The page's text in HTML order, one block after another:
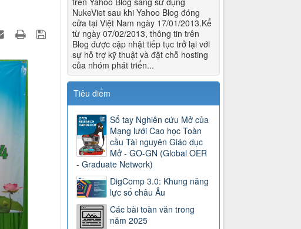
NukeViet sau khi Yahoo Blog đóng
cửa tại Việt Nam ngày 17/01/2013.Kể
từ ngày 07/02/2013, thông tin trên
Blog được cập nhật tiếp tục trở lại với
sự hỗ trợ kỹ thuật và đặt chỗ hosting
của nhóm phát triển...
Tiêu điểm
Sổ tay Nghiên cứu Mở của
Mạng lưới Cao học Toàn
cầu Tài nguyên Giáo dục
Mở - GO-GN (Global OER
- Graduate Network)
DigComp 3.0: Khung năng
lực số châu Âu
Các bài toàn văn trong
năm 2025